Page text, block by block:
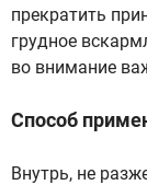
прекратить
грудное
во внимание
Способ
Внутрь, не